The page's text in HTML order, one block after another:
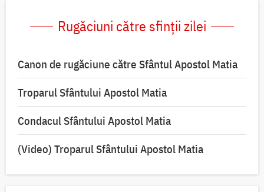
Rugăciuni către sfinții zilei
Canon de rugăciune către Sfântul Apostol Matia
Troparul Sfântului Apostol Matia
Condacul Sfântului Apostol Matia
(Video) Troparul Sfântului Apostol Matia